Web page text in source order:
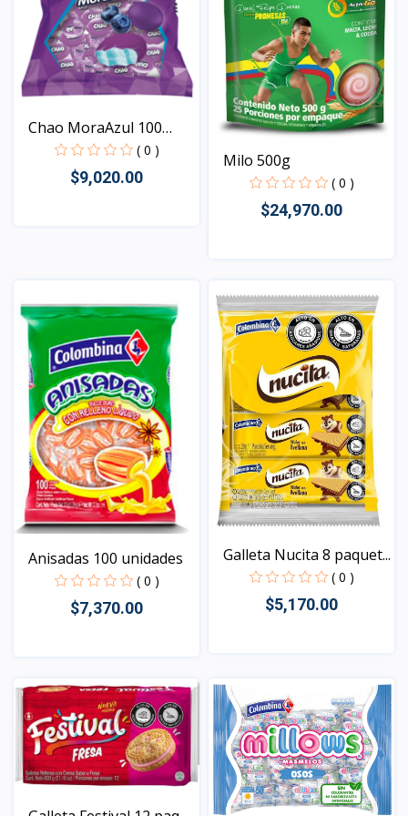
Chao MoraAzul 100
unida...
( 0 )
$9,020.00
Milo 500g
( 0 )
$24,970.00
Anisadas 100 unidades
( 0 )
$7,370.00
Galleta Nucita 8 paquet...
( 0 )
$5,170.00